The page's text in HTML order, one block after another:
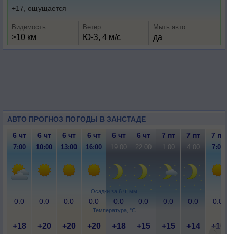
+17, ощущается
Видимость
>10 км
Ветер
Ю-З, 4 м/с
Мыть авто
да
АВТО ПРОГНОЗ ПОГОДЫ В ЗАНСТАДЕ
Осадки за 6 ч, мм
Температура, °C
6 чт 6 чт 6 чт 6 чт 6 чт 6 чт 7 пт 7 пт 7 пт
7:00 10:00 13:00 16:00 19:00 22:00 1:00 4:00 7:00
0.0 0.0 0.0 0.0 0.0 0.0 0.0 0.0 0.0
+18 +20 +20 +20 +18 +15 +15 +14 +16